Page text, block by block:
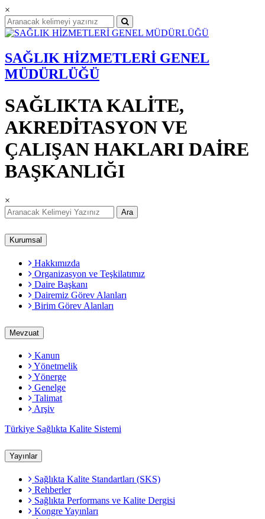
×
SAĞLIK HİZMETLERİ GENEL
MÜDÜRLÜĞÜ
SAĞLIKTA KALİTE,
AKREDİTASYON VE
ÇALIŞAN HAKLARI DAİRE
BAŞKANLIĞI
×
Ara
Kurumsal
Hakkımızda
Organizasyon ve Teşkilatımız
Daire Başkanı
Dairemiz Görev Alanları
Birim Görev Alanları
Mevzuat
Kanun
Yönetmelik
Yönerge
Genelge
Talimat
Arşiv
Türkiye Sağlıkta Kalite Sistemi
Yayınlar
Sağlıkta Kalite Standartları (SKS)
Rehberler
Sağlıkta Performans ve Kalite Dergisi
Kongre Yayınları